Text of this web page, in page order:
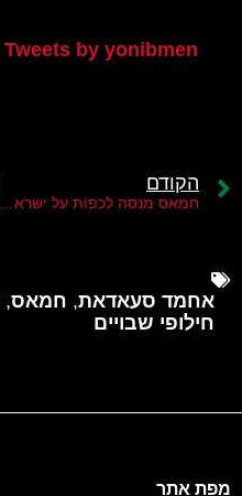
Tweets by yonibmen
הקודם
אחמד סעאדאת, חמאס,
חילופי שבויים
מפת אתר